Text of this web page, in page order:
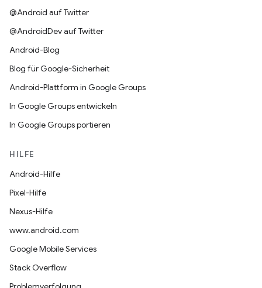
@Android auf Twitter
@AndroidDev auf Twitter
Android-Blog
Blog für Google-Sicherheit
Android-Plattform in Google Groups
In Google Groups entwickeln
In Google Groups portieren
HILFE
Android-Hilfe
Pixel-Hilfe
Nexus-Hilfe
www.android.com
Google Mobile Services
Stack Overflow